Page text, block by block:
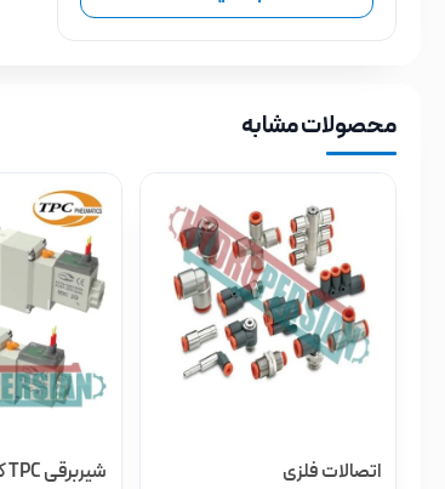
محصولات مشابه
اتصالات فلزی شیربرقی TPC کره